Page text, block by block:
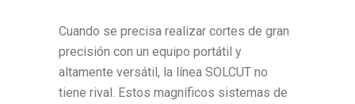
Cuando se precisa realizar cortes de gran
precisión con un equipo portátil y
altamente versátil, la línea SOLCUT no
tiene rival. Estos magníficos sistemas de